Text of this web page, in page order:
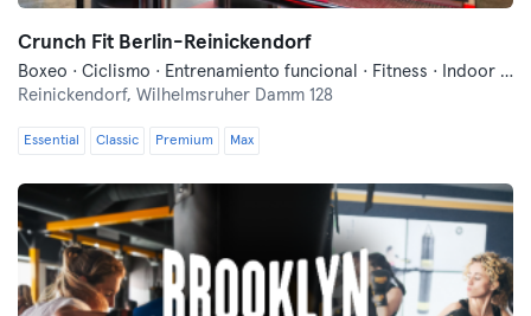
Crunch Fit Berlin-Reinickendorf
Boxeo · Ciclismo · Entrenamiento funcional · Fitness · Indoor Cycling · Pilates · Sauna · Yoga
Reinickendorf, Wilhelmsruher Damm 128
Essential Classic Premium Max